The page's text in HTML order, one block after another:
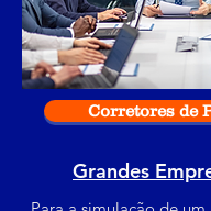
Corretores de
Grandes